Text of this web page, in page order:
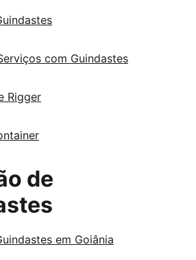
com Guindastes
Rigger
de
em Goiânia